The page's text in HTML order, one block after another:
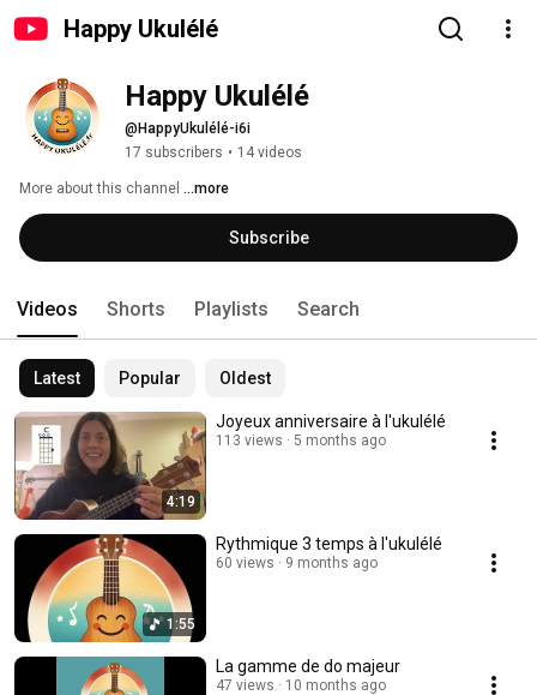
Happy Ukulélé
Happy Ukulélé
@HappyUkulélé-i6i
17 subscribers • 14 videos
More about this channel ...more
Subscribe
Videos Shorts Playlists Search
Latest Popular Oldest
4:19
Joyeux anniversaire à l'ukulélé
113 views 5 months ago
1:55
Rythmique 3 temps à l'ukulélé
60 views 9 months ago
La gamme de do majeur
47 views 10 months ago